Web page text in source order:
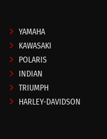
YAMAHA
KAWASAKI
POLARIS
INDIAN
TRIUMPH
HARLEY-DAVIDSON